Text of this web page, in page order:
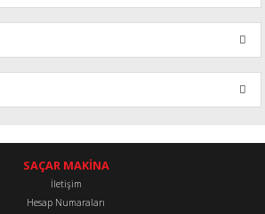
ilk yorumu siz yapın!
noktaları öneri formunu kullanarak
teşekkür ederiz.
SAÇAR MAKİNA
İletişim
Hesap Numaraları